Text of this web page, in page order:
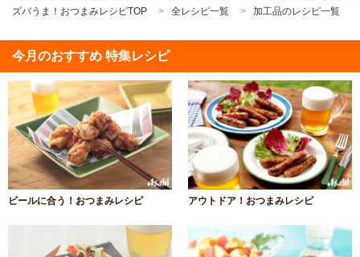
ズバうま！おつまみレシピTOP
全レシピ一覧 加工品のレシピ一覧
今月のおすすめ 特集レシピ
ビールに合う！おつまみレシピ アウトドア！おつまみレシピ